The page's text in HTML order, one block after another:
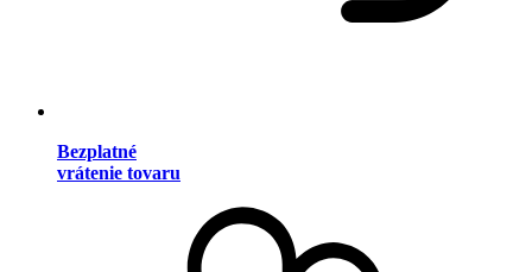
Bezplatné
vrátenie tovaru